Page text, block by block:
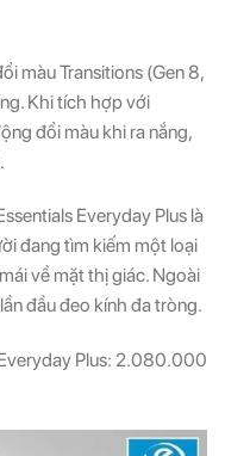
màu Transitions (Gen 8,
Khi tích hợp với
đổi màu khi ra nắng,
Everyday Plus là
đang tìm kiếm một loại
về mặt thị giác. Ngoài
đầu đeo kính đa tròng.
Plus: 2.080.000